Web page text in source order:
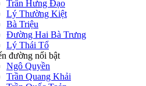
Trần Hưng Đạo
Lý Thường Kiệt
Bà Triệu
Đường Hai Bà Trưng
Lý Thái Tổ
đường nổi bật
Ngô Quyền
Trần Quang Khải